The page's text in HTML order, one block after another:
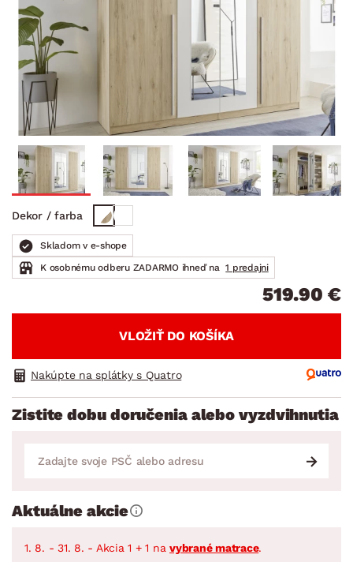
Dekor / farba
Skladom v e-shope
K osobnému odberu ZADARMO ihneď na 1 predajni
519.90 €
VLOŽIŤ DO KOŠÍKA
Nakúpte na splátky s Quatro
Zistite dobu doručenia alebo vyzdvihnutia
Aktuálne akcie
1. 8. - 31. 8. - Akcia 1 + 1 na vybrané matrace.